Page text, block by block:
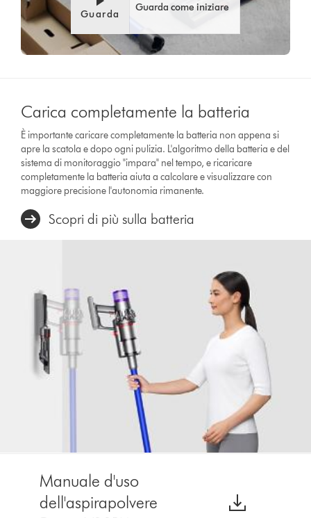
Guarda
Guarda come iniziare
Carica completamente la batteria
È importante caricare completamente la batteria non appena si
apre la scatola e dopo ogni pulizia. L'algoritmo della batteria e del
sistema di monitoraggio "impara" nel tempo, e ricaricare
completamente la batteria aiuta a calcolare e visualizzare con
maggiore precisione l'autonomia rimanente.
Scopri di più sulla batteria
Manuale d'uso
dell'aspirapolvere